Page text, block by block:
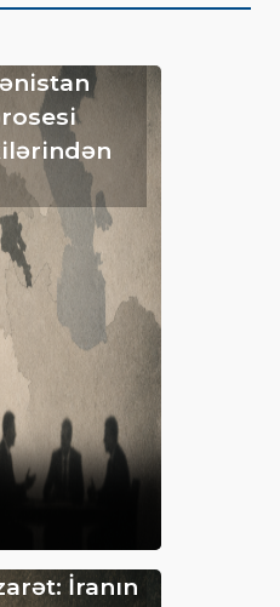
İranın